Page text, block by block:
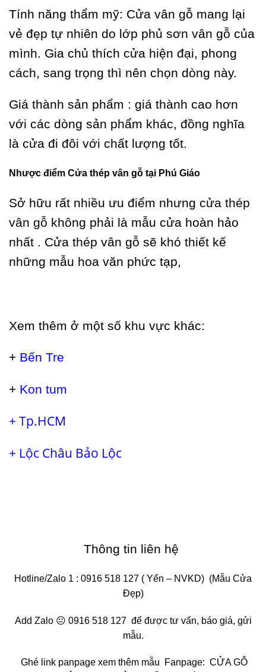
Tính năng thẩm mỹ: Cửa vân gỗ mang lại
vẻ đẹp tự nhiên do lớp phủ sơn vân gỗ của
mình. Gia chủ thích cửa hiện đại, phong
cách, sang trọng thì nên chọn dòng này.
Giá thành sản phẩm : giá thành cao hơn
với các dòng sản phẩm khác, đồng nghĩa
là cửa đi đôi với chất lượng tốt.
Nhược điểm Cửa thép vân gỗ tại Phú Giáo
Sở hữu rất nhiều ưu điểm nhưng cửa thép
vân gỗ không phải là mẫu cửa hoàn hảo
nhất . Cửa thép vân gỗ sẽ khó thiết kế
những mẫu hoa văn phức tạp,
Xem thêm ở một số khu vực khác:
+ Bến Tre
+ Kon tum
+ Tp.HCM
+ Lộc Châu Bảo Lộc
Thông tin liên hệ
Hotline/Zalo 1 : 0916 518 127 ( Yến – NVKD) (Mẫu Cửa
Đẹp)
Add Zalo 😐 0916 518 127để được tư vấn, báo giá, gửi
mẫu.
Ghé link panpage xem thêm mẫu Fanpage: CỬA GỖ